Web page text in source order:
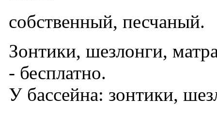
собственный, песчаный.
Зонтики, шезлонги,
- бесплатно.
У бассейна: зонтики,